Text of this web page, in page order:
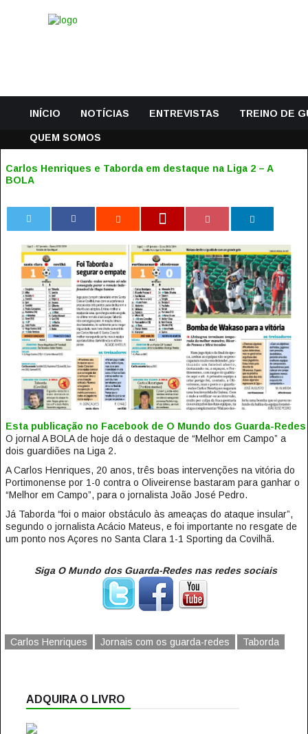
INÍCIO NOTÍCIAS ENTREVISTAS TREINO DE
QUEM SOMOS
Carlos Henriques e Taborda em destaque na Liga 2 – A
BOLA
0
Esta publicação no Facebook de O Mundo dos Guarda-Redes
O jornal A BOLA de hoje dá o destaque de “Melhor em Campo” a
dois guardiões na Liga 2.
A Carlos Henriques, 20 anos, três boas intervenções na vitória do
Portimonense por 1-0 contra o Oliveirense bastaram para ganhar o
“Melhor em Campo”, para o jornalista João José Pedro.
Já Taborda “foi o maior obstáculo às ameaças do ataque insular”,
segundo o jornalista Acácio Mateus, e foi importante no resgate de
um ponto nos Açores no Santa Clara 1-1 Sporting da Covilhã.
Siga O Mundo dos Guarda-Redes nas redes sociais
Carlos Henriques Jornais com os guarda-redes Taborda
ADQUIRA O LIVRO